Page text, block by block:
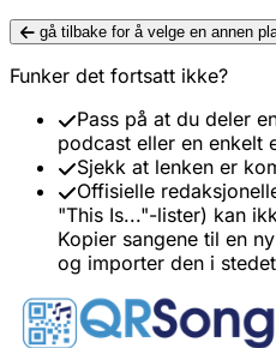
gå tilbake for å velge en annen
Funker det fortsatt ikke?
Pass på at du deler
podcast eller en enkelt
Sjekk at lenken er
Offisielle
"This Is..."-lister) kan
Kopier sangene til en
og importer den i